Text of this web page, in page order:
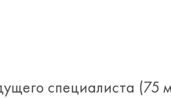
специалиста (75